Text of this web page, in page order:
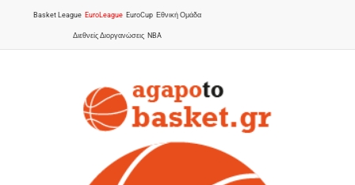
Basket League EuroLeague EuroCup Εθνική Ομάδα
Διεθνείς Διοργανώσεις NBA